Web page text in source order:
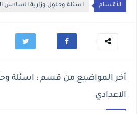
الأقسام اسئلة وحلول وزارية السادس
أخر المواضيع من قسم : اسئلة
الاعدادي